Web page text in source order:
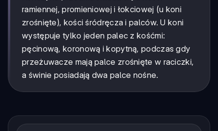
ramiennej, promieniowej i łokciowej (u koni
zrośnięte), kości śródręcza i palców. U koni
występuje tylko jeden palec z kośćmi:
pęcinową, koronową i kopytną, podczas gdy
przeżuwacze mają palce zrośnięte w raciczki,
a świnie posiadają dwa palce nośne.